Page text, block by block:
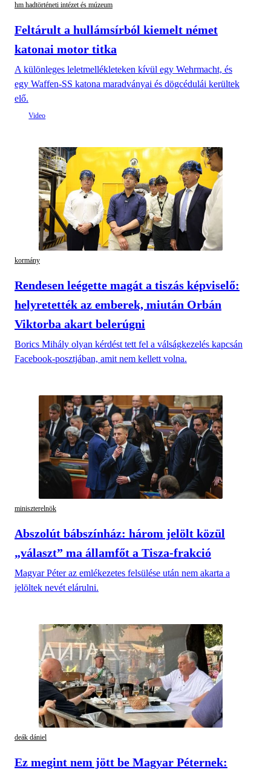
hm hadtörténeti intézet és múzeum
Feltárult a hullámsírból kiemelt német
katonai motor titka
A különleges leletmellékleteken kívül egy Wehrmacht, és
egy Waffen-SS katona maradványai és dögcédulái kerültek
elő.
kormány
Rendesen leégette magát a tiszás képviselő:
helyretették az emberek, miután Orbán
Viktorba akart belerúgni
Borics Mihály olyan kérdést tett fel a válságkezelés kapcsán
Facebook-posztjában, amit nem kellett volna.
miniszterelnök
Abszolút bábszínház: három jelölt közül
„választ” ma államfőt a Tisza-frakció
Magyar Péter az emlékezetes felsülése után nem akarta a
jelöltek nevét elárulni.
deák dániel
Ez megint nem jött be Magyar Péternek: